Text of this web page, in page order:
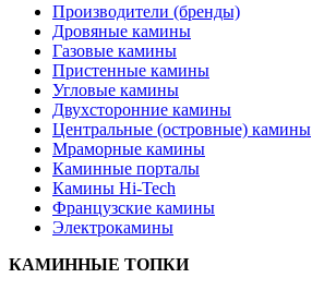
Производители (бренды)
Дровяные камины
Газовые камины
Пристенные камины
Угловые камины
Двухсторонние камины
Центральные (островные) камины
Мраморные камины
Каминные порталы
Камины Hi-Tech
Французские камины
Электрокамины
КАМИННЫЕ ТОПКИ